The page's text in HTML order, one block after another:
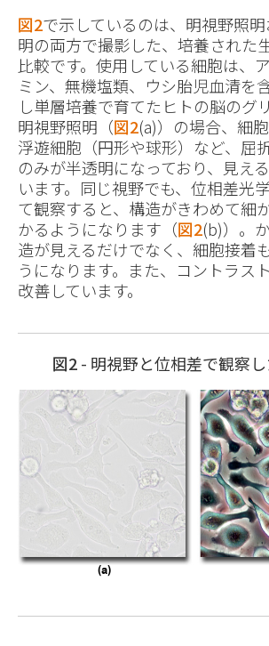
図2で示しているのは、明視野照
明の両方で撮影した、培養された
比較です。使用している細胞は、
ミン、無機塩類、ウシ胎児血清を
し単層培養で育てたヒトの脳のグ
明視野照明（図2(a)）の場合、細
浮遊細胞（円形や球形）など、屈
のみが半透明になっており、見え
います。同じ視野でも、位相差光
て観察すると、構造がきわめて細
かるようになります（図2(b)）。
造が見えるだけでなく、細胞接着
うになります。また、コントラス
改善しています。
図2- 明視野と位相差で観察